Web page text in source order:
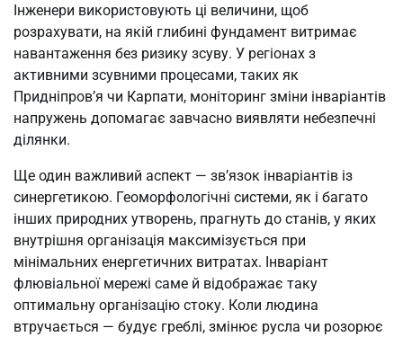
Інженери використовують ці величини, щоб
розрахувати, на якій глибині фундамент витримає
навантаження без ризику зсуву. У регіонах з
активними зсувними процесами, таких як
Придніпров’я чи Карпати, моніторинг зміни інваріантів
напружень допомагає завчасно виявляти небезпечні
ділянки.
Ще один важливий аспект — зв’язок інваріантів із
синергетикою. Геоморфологічні системи, як і багато
інших природних утворень, прагнуть до станів, у яких
внутрішня організація максимізується при
мінімальних енергетичних витратах. Інваріант
флювіальної мережі саме й відображає таку
оптимальну організацію стоку. Коли людина
втручається — будує греблі, змінює русла чи розорює